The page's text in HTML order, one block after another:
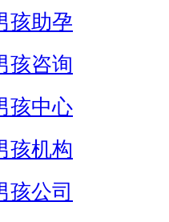
孩助孕
孩咨询
孩中心
孩机构
孩公司